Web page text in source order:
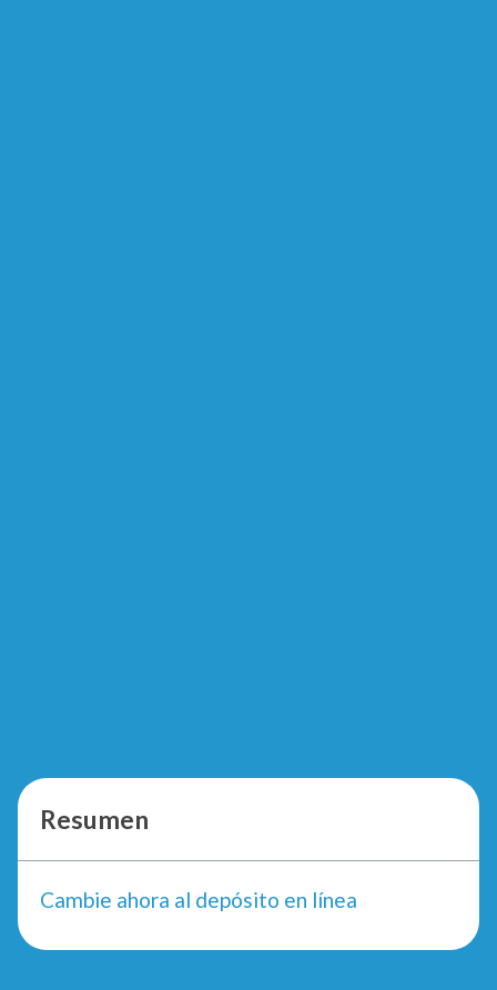
Resumen
Cambie ahora al depósito en línea